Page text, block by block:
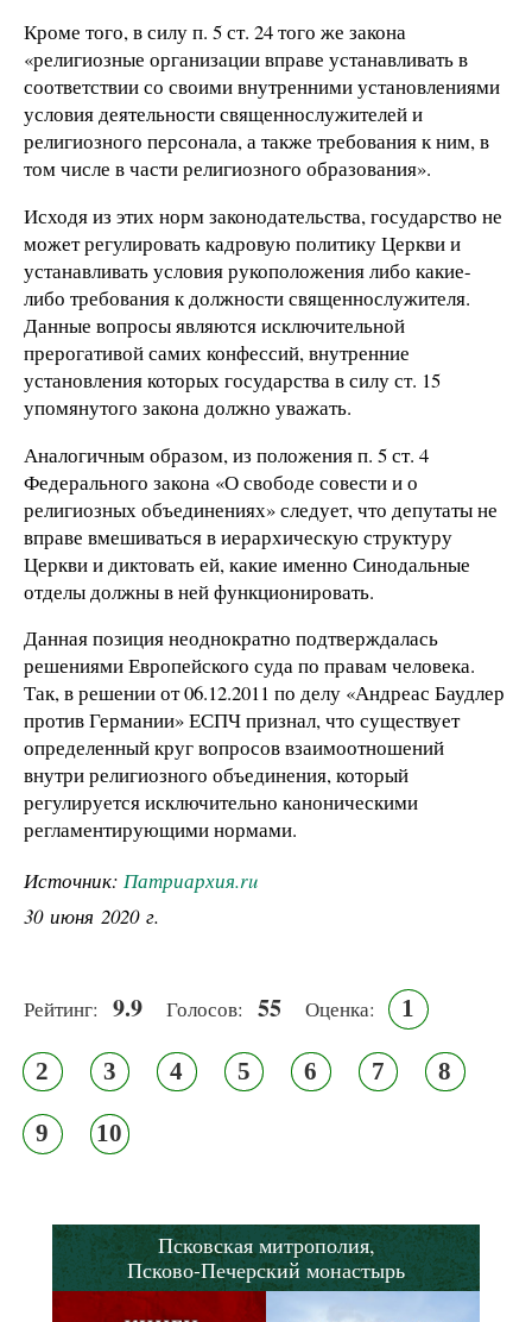
Кроме того, в силу п. 5 ст. 24 того же закона
«религиозные организации вправе устанавливать в
соответствии со своими внутренними установлениями
условия деятельности священнослужителей и
религиозного персонала, а также требования к ним, в
том числе в части религиозного образования».
Исходя из этих норм законодательства, государство не
может регулировать кадровую политику Церкви и
устанавливать условия рукоположения либо какие-
либо требования к должности священнослужителя.
Данные вопросы являются исключительной
прерогативой самих конфессий, внутренние
установления которых государства в силу ст. 15
упомянутого закона должно уважать.
Аналогичным образом, из положения п. 5 ст. 4
Федерального закона «О свободе совести и о
религиозных объединениях» следует, что депутаты не
вправе вмешиваться в иерархическую структуру
Церкви и диктовать ей, какие именно Синодальные
отделы должны в ней функционировать.
Данная позиция неоднократно подтверждалась
решениями Европейского суда по правам человека.
Так, в решении от 06.12.2011 по делу «Андреас Баудлер
против Германии» ЕСПЧ признал, что существует
определенный круг вопросов взаимоотношений
внутри религиозного объединения, который
регулируется исключительно каноническими
регламентирующими нормами.
Источник: Патриархия.ru
30 июня 2020 г.
Рейтинг: 9.9 Голосов: 55 Оценка: 1
2 3 4 5 6 7 8
9 10
Псковская митрополия,
Псково-Печерский монастырь